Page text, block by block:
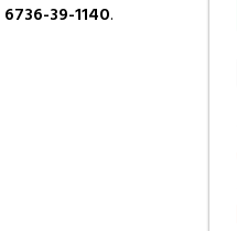
6736-39-1140.